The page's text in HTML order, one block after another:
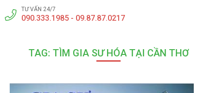
TƯ VẤN 24/7
090.333.1985 - 09.87.87.0217
TAG: TÌM GIA SƯ HÓA TẠI CẦN THƠ